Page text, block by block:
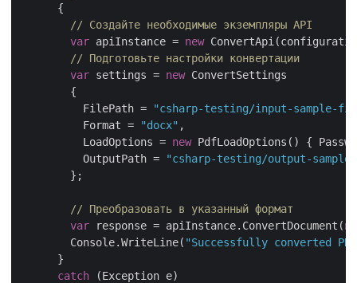
      {
// Создайте необходимые экземпляры API
var apiInstance = new
// Подготовьте настройки конвертации
var settings = new ConvertSettings
        {
          FilePath =
"csharp-testing/input-sample-
          Format =
"docx" ,
          LoadOptions =
new PdfLoadOptions() {
          OutputPath =
"csharp-testing/output-
        };
// Преобразовать в указанный формат
var response = apiInstance.ConvertDocument(
        Console.WriteLine(
"Successfully converted
      }
catch (Exception e)